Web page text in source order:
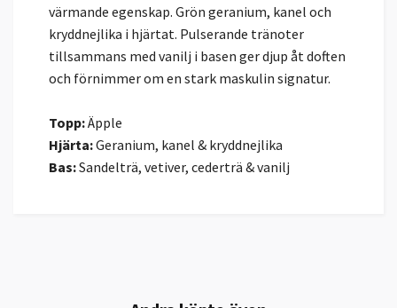
värmande egenskap. Grön geranium, kanel och
kryddnejlika i hjärtat. Pulserande tränoter
tillsammans med vanilj i basen ger djup åt doften
och förnimmer om en stark maskulin signatur.
Topp:Äpple
Hjärta:Geranium, kanel & kryddnejlika
Bas:Sandelträ, vetiver, cederträ & vanilj